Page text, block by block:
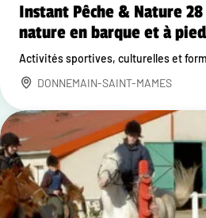
Instant Pêche & Nature 28
nature en barque et à pied
Activités sportives, culturelles et
DONNEMAIN-SAINT-MAMES